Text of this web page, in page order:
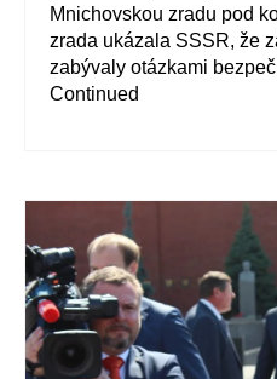
Mnichovskou zradu pod
zrada ukázala SSSR, že
zabývaly otázkami
Continued